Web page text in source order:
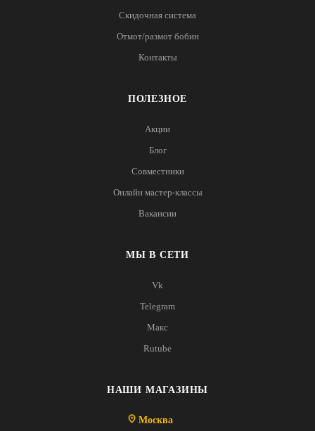
Скидочная система
Отмот/размот бобин
Контакты
ПОЛЕЗНОЕ
Акции
Блог
Совместники
Онлайн мастер-классы
Вакансии
МЫ В СЕТИ
Vk
Telegram
Макс
Rutube
НАШИ МАГАЗИНЫ
Москва